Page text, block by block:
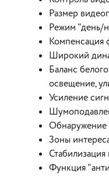
Размер
Режим "день/
Компенсация
Широкий
Баланс
освещение,
Усиление
Обнаружение
Зоны
Функция